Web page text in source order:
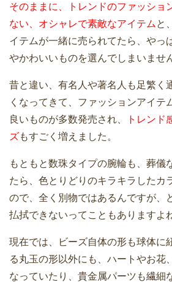
そのままに、トレンドのファッショ
ない、オシャレで素敵なアイテム と
イテムが一緒に売られてたら、やっ
やかわいいものを選んでしまいませ
昔と違い、有名人や著名人も足繁く
くなってきて、ファッションアイテ
良いものが多数発売され、
トレンド
ズもすごく増えました。
もともと数珠タイプの腕輪も、葬儀
たら、色とりどりのキラキラしたカ
ので、全く別物ではあるんですが、
払拭できないってこともありますよ
現在では、ビーズ自体の形も球体に
る丸玉の形以外にも、ハートやお花
なっていたり、貴金属パーツも繊細